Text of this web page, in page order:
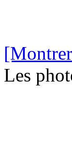
Les